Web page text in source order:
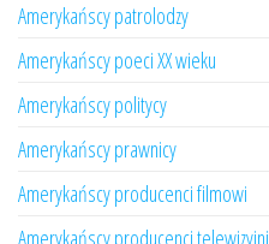
Amerykańscy patrolodzy
Amerykańscy poeci XX wieku
Amerykańscy politycy
Amerykańscy prawnicy
Amerykańscy producenci filmowi
Amerykańscy producenci telewizyjni